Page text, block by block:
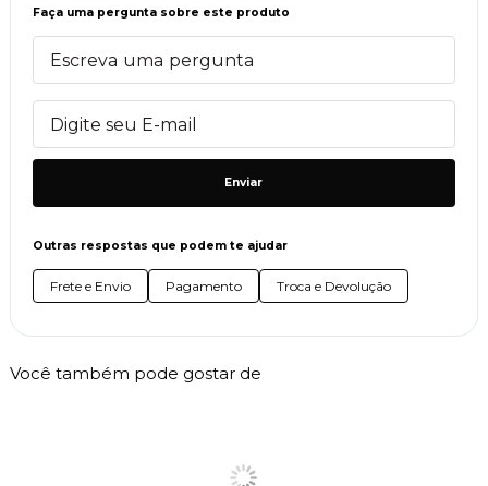
Faça uma pergunta sobre este produto
Enviar
Outras respostas que podem te ajudar
Frete e Envio Pagamento Troca e Devolução
Você também pode gostar de